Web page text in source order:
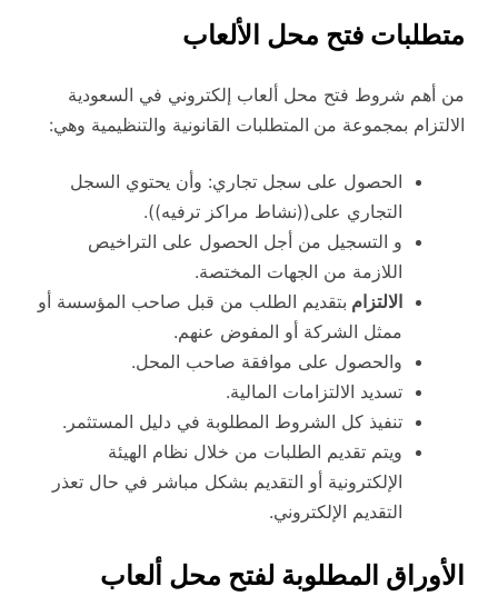
متطلبات فتح محل الألعاب
من أهم شروط فتح محل ألعاب إلكتروني في السعودية
الالتزام بمجموعة من المتطلبات القانونية والتنظيمية وهي:
الحصول على سجل تجاري: وأن يحتوي السجل
التجاري على((نشاط مراكز ترفيه)).
و التسجيل من أجل الحصول على التراخيص
اللازمة من الجهات المختصة.
الالتزام بتقديم الطلب من قبل صاحب المؤسسة أو
ممثل الشركة أو المفوض عنهم.
والحصول على موافقة صاحب المحل.
تسديد الالتزامات المالية.
تنفيذ كل الشروط المطلوبة في دليل المستثمر.
ويتم تقديم الطلبات من خلال نظام الهيئة
الإلكترونية أو التقديم بشكل مباشر في حال تعذر
التقديم الإلكتروني.
الأوراق المطلوبة لفتح محل ألعاب